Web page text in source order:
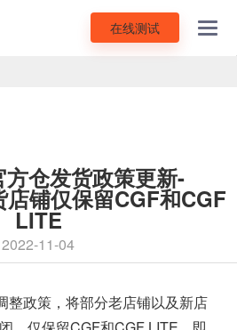
在线测试
仓发货政策更新-
铺仅保留CGF和CGF
LITE
2022-11-04
整政策，将部分老店铺以及新店